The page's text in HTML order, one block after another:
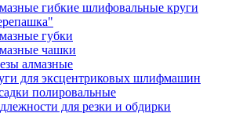
гибкие шлифовальные круги
губки
чашки
алмазные
для эксцентриковых шлифмашин
полировальные